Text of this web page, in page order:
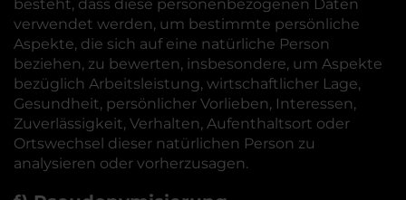
besteht, dass diese personenbezogenen Daten
verwendet werden, um bestimmte persönliche
Aspekte, die sich auf eine natürliche Person
beziehen, zu bewerten, insbesondere, um Aspekte
bezüglich Arbeitsleistung, wirtschaftlicher Lage,
Gesundheit, persönlicher Vorlieben, Interessen,
Zuverlässigkeit, Verhalten, Aufenthaltsort oder
Ortswechsel dieser natürlichen Person zu
analysieren oder vorherzusagen.